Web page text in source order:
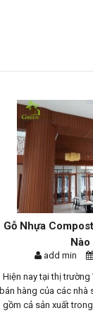
Gỗ Nhựa
Nào
add min
Hiện nay tại thị trường
bán hàng của các nhà
gồm cả sản xuất